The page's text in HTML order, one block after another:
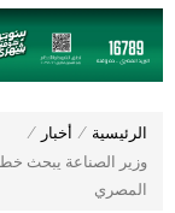
الرئيسية ⁄ أخبار ⁄
وزير الصناعة يبحث
المصري